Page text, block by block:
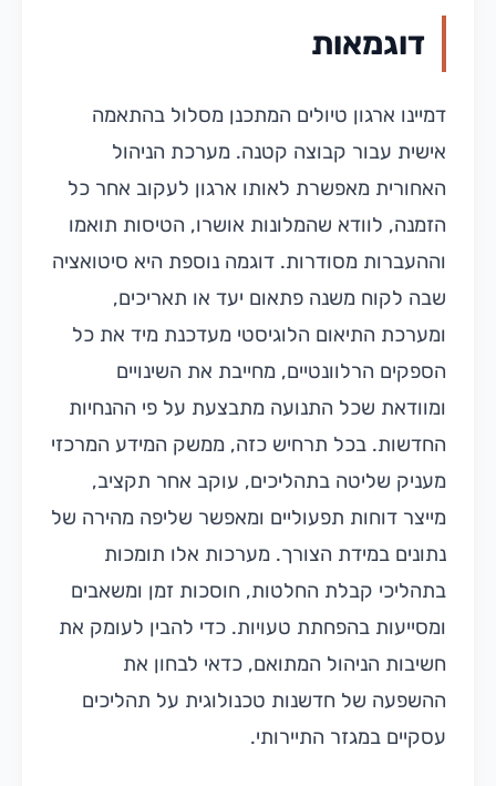
דוגמאות
דמיינו ארגון טיולים המתכנן מסלול בהתאמה
אישית עבור קבוצה קטנה. מערכת הניהול
האחורית מאפשרת לאותו ארגון לעקוב אחר כל
הזמנה, לוודא שהמלונות אושרו, הטיסות תואמו
וההעברות מסודרות. דוגמה נוספת היא סיטואציה
שבה לקוח משנה פתאום יעד או תאריכים,
ומערכת התיאום הלוגיסטי מעדכנת מיד את כל
הספקים הרלוונטיים, מחייבת את השינויים
ומוודאת שכל התנועה מתבצעת על פי ההנחיות
החדשות. בכל תרחיש כזה, ממשק המידע המרכזי
מעניק שליטה בתהליכים, עוקב אחר תקציב,
מייצר דוחות תפעוליים ומאפשר שליפה מהירה של
נתונים במידת הצורך. מערכות אלו תומכות
בתהליכי קבלת החלטות, חוסכות זמן ומשאבים
ומסייעות בהפחתת טעויות. כדי להבין לעומק את
חשיבות הניהול המתואם, כדאי לבחון את
ההשפעה של חדשנות טכנולוגית על תהליכים
עסקיים במגזר התיירותי.